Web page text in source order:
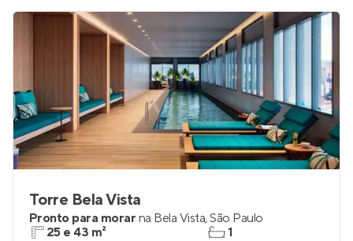
Torre Bela Vista
Pronto para morar na Bela Vista,São Paulo
25 e 43 m²
1